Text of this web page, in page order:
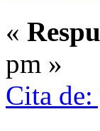
«
pm »
Cita